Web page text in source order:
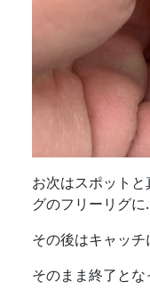
お次はスポット
グのフリーリグ
その後はキャッ
そのまま終了と